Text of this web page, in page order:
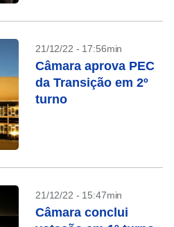
21/12/22 - 17:56min
Câmara aprova PEC
da Transição em 2º
turno
21/12/22 - 15:47min
Câmara conclui